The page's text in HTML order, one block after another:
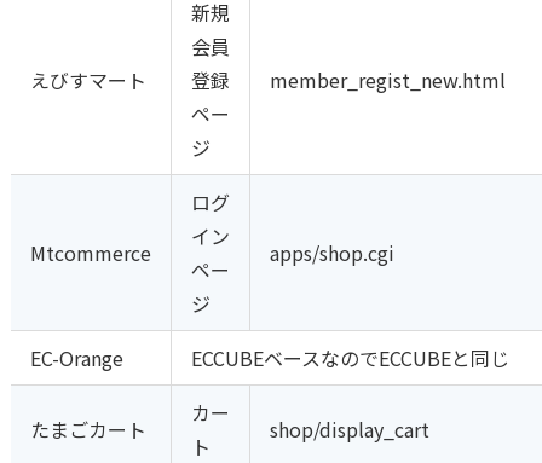
えびすマート
新規
会員
登録
ペー
ジ
member_regist_new.html
Mtcommerce
ログ
イン
ペー
ジ
apps/shop.cgi
EC-Orange ECCUBEベースなのでECCUBEと同じ
たまごカート
カー
ト
shop/display_cart